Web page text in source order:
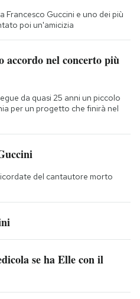
Francesco Guccini e uno dei più
poi un'amicizia
accordo nel concerto più
da quasi 25 anni un piccolo
per un progetto che finirà nel
del cantautore morto
se ha Elle con il